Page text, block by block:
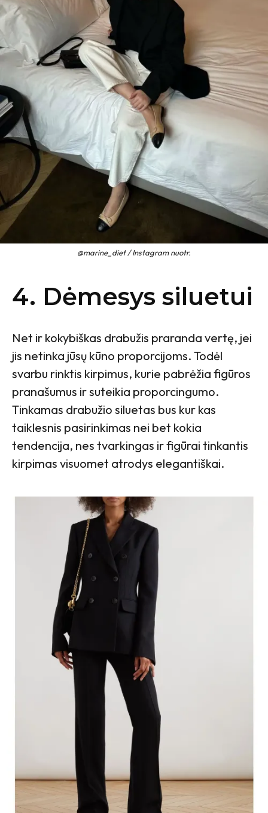
@marine_diet / Instagram nuotr.
4. Dėmesys siluetui
Net ir kokybiškas drabužis praranda vertę, jei
jis netinka jūsų kūno proporcijoms. Todėl
svarbu rinktis kirpimus, kurie pabrėžia figūros
pranašumus ir suteikia proporcingumo.
Tinkamas drabužio siluetas bus kur kas
taiklesnis pasirinkimas nei bet kokia
tendencija, nes tvarkingas ir figūrai tinkantis
kirpimas visuomet atrodys elegantiškai.